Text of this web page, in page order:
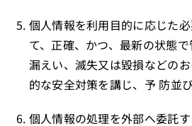
個人情報を利用目的に応じた
て、正確、かつ、最新の状態
漏えい、滅失又は毀損などの
的な安全対策を講じ、予 防並
個人情報の処理を外部へ委託